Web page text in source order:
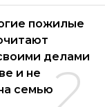
2
пожилые
делами
и не
семью